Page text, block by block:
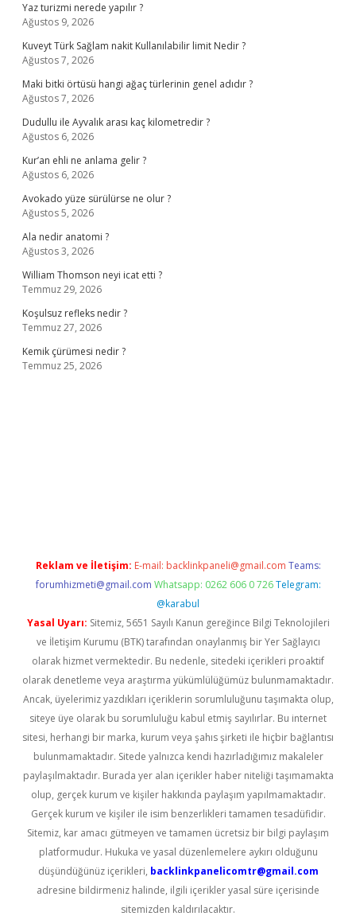
Yaz turizmi nerede yapılır ?
Ağustos 9, 2026
Kuveyt Türk Sağlam nakit Kullanılabilir limit Nedir ?
Ağustos 7, 2026
Maki bitki örtüsü hangi ağaç türlerinin genel adıdır ?
Ağustos 7, 2026
Dudullu ile Ayvalık arası kaç kilometredir ?
Ağustos 6, 2026
Kur’an ehli ne anlama gelir ?
Ağustos 6, 2026
Avokado yüze sürülürse ne olur ?
Ağustos 5, 2026
Ala nedir anatomi ?
Ağustos 3, 2026
William Thomson neyi icat etti ?
Temmuz 29, 2026
Koşulsuz refleks nedir ?
Temmuz 27, 2026
Kemik çürümesi nedir ?
Temmuz 25, 2026
Reklam ve İletişim: E-mail: backlinkpaneli@gmail.com Teams:
forumhizmeti@gmail.com Whatsapp: 0262 606 0 726 Telegram:
@karabul
Yasal Uyarı: Sitemiz, 5651 Sayılı Kanun gereğince Bilgi Teknolojileri
ve İletişim Kurumu (BTK) tarafından onaylanmış bir Yer Sağlayıcı
olarak hizmet vermektedir. Bu nedenle, sitedeki içerikleri proaktif
olarak denetleme veya araştırma yükümlülüğümüz bulunmamaktadır.
Ancak, üyelerimiz yazdıkları içeriklerin sorumluluğunu taşımakta olup,
siteye üye olarak bu sorumluluğu kabul etmiş sayılırlar. Bu internet
sitesi, herhangi bir marka, kurum veya şahıs şirketi ile hiçbir bağlantısı
bulunmamaktadır. Sitede yalnızca kendi hazırladığımız makaleler
paylaşılmaktadır. Burada yer alan içerikler haber niteliği taşımamakta
olup, gerçek kurum ve kişiler hakkında paylaşım yapılmamaktadır.
Gerçek kurum ve kişiler ile isim benzerlikleri tamamen tesadüfidir.
Sitemiz, kar amacı gütmeyen ve tamamen ücretsiz bir bilgi paylaşım
platformudur. Hukuka ve yasal düzenlemelere aykırı olduğunu
düşündüğünüz içerikleri, backlinkpanelicomtr@gmail.com
adresine bildirmeniz halinde, ilgili içerikler yasal süre içerisinde
sitemizden kaldırılacaktır.